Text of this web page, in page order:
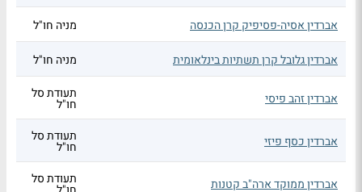
אברדין אסיה-פסיפיק קרן הכנסה מניה חו"ל
אברדין גלובל קרן תשתיות בינלאומית מניה חו"ל
אברדין זהב פיסי תעודת סל
חו"ל
אברדין כסף פיזי תעודת סל
חו"ל
אברדין ממוקד ארה"ב קטנות תעודת סל